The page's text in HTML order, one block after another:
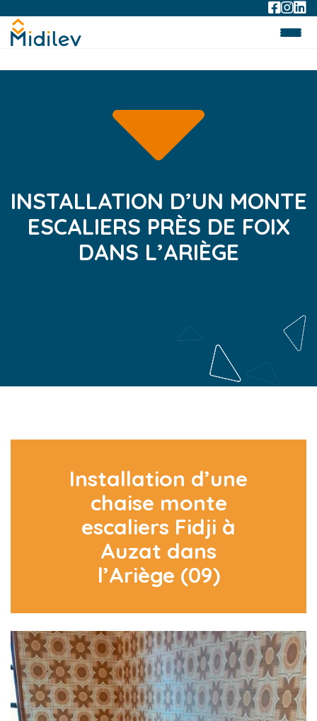
INSTALLATION D’UN MONTE
ESCALIERS PRÈS DE FOIX
DANS L’ARIÈGE
Installation d’une
chaise monte
escaliers Fidji à
Auzat dans
l’Ariège (09)